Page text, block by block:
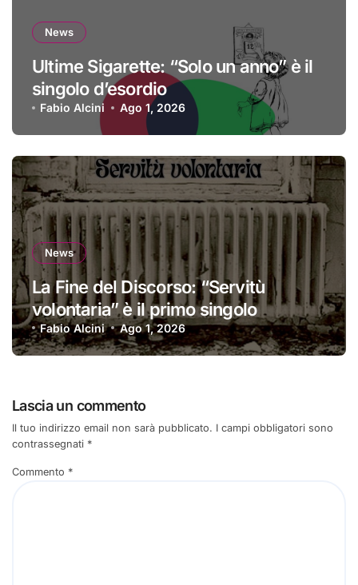
News
Ultime Sigarette: “Solo un anno” è il
singolo d’esordio
Fabio Alcini Ago 1, 2026
News
La Fine del Discorso: “Servitù
volontaria” è il primo singolo
Fabio Alcini Ago 1, 2026
Lascia un commento
Il tuo indirizzo email non sarà pubblicato. I campi obbligatori sono
contrassegnati *
Commento *